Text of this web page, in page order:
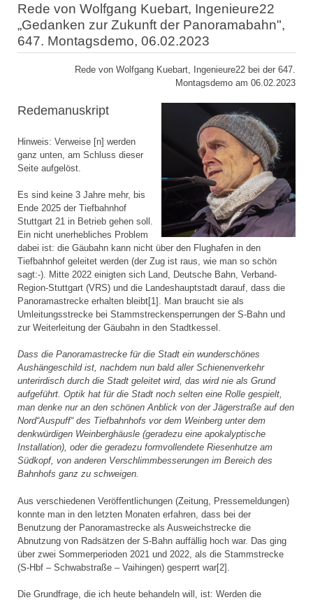
Rede von Wolfgang Kuebart, Ingenieure22
„Gedanken zur Zukunft der Panoramabahn",
647. Montagsdemo, 06.02.2023
Rede von Wolfgang Kuebart, Ingenieure22 bei der 647.
Montagsdemo am 06.02.2023
Redemanuskript
Hinweis: Verweise [n] werden
ganz unten, am Schluss dieser
Seite aufgelöst.
Es sind keine 3 Jahre mehr, bis
Ende 2025 der Tiefbahnhof
Stuttgart 21 in Betrieb gehen soll.
Ein nicht unerhebliches Problem
dabei ist: die Gäubahn kann nicht über den Flughafen in den
Tiefbahnhof geleitet werden (der Zug ist raus, wie man so schön
sagt:-). Mitte 2022 einigten sich Land, Deutsche Bahn, Verband-
Region-Stuttgart (VRS) und die Landeshauptstadt darauf, dass die
Panoramastrecke erhalten bleibt[1]. Man braucht sie als
Umleitungsstrecke bei Stammstreckensperrungen der S-Bahn und
zur Weiterleitung der Gäubahn in den Stadtkessel.
Dass die Panoramastrecke für die Stadt ein wunderschönes
Aushängeschild ist, nachdem nun bald aller Schienenverkehr
unterirdisch durch die Stadt geleitet wird, das wird nie als Grund
aufgeführt. Optik hat für die Stadt noch selten eine Rolle gespielt,
man denke nur an den schönen Anblick von der Jägerstraße auf den
Nord“Auspuff“ des Tiefbahnhofs vor dem Weinberg unter dem
denkwürdigen Weinberghäusle (geradezu eine apokalyptische
Installation), oder die geradezu formvollendete Riesenhutze am
Südkopf, von anderen Verschlimmbesserungen im Bereich des
Bahnhofs ganz zu schweigen.
Aus verschiedenen Veröffentlichungen (Zeitung, Pressemeldungen)
konnte man in den letzten Monaten erfahren, dass bei der
Benutzung der Panoramastrecke als Ausweichstrecke die
Abnutzung von Radsätzen der S-Bahn auffällig hoch war. Das ging
über zwei Sommerperioden 2021 und 2022, als die Stammstrecke
(S-Hbf – Schwabstraße – Vaihingen) gesperrt war[2].
Die Grundfrage, die ich heute behandeln will, ist: Werden die